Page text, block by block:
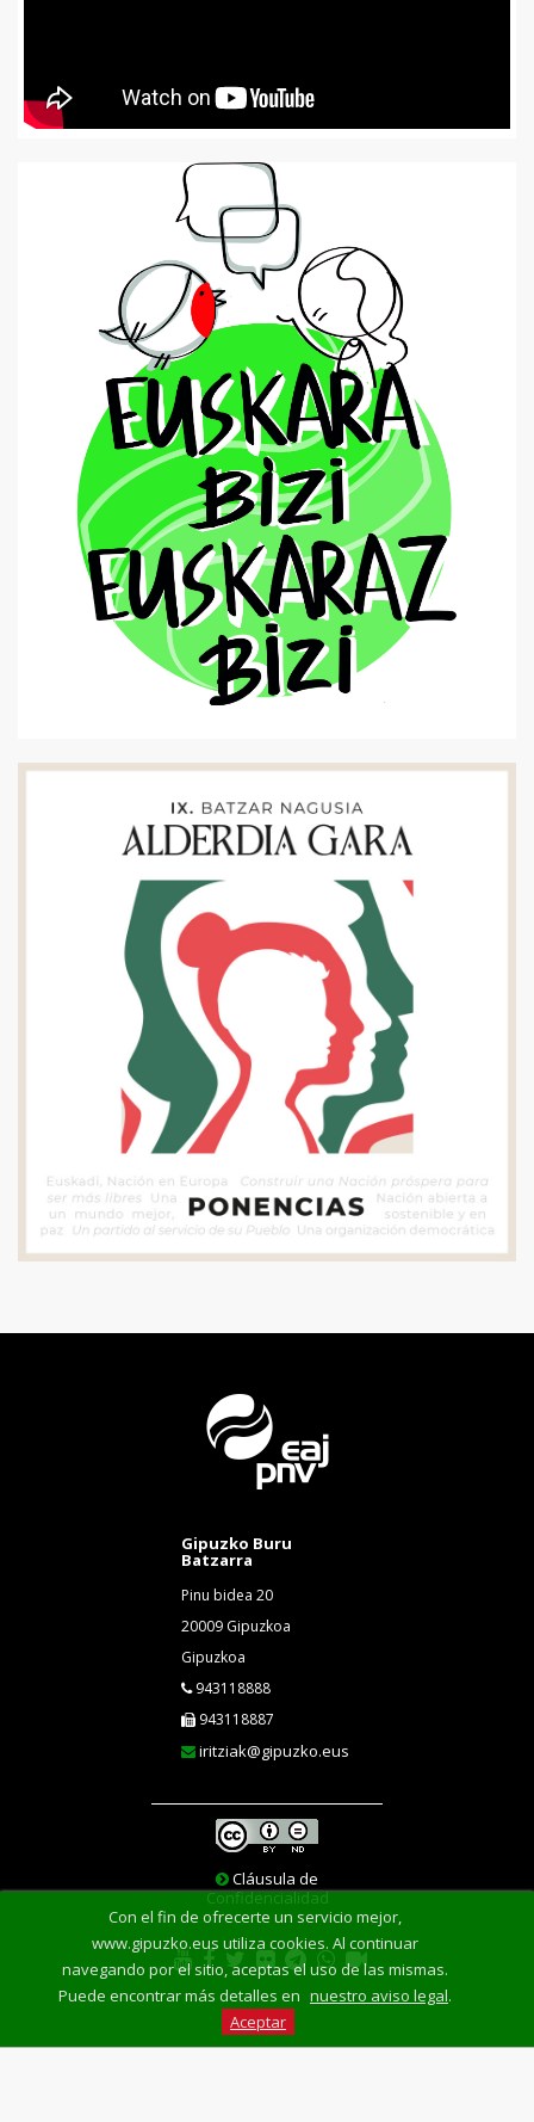
Con el fin de ofrecerte un servicio mejor,
www.gipuzko.eus utiliza cookies. Al continuar
navegando por el sitio, aceptas el uso de las mismas.
Puede encontrar más detalles en nuestro aviso legal.
Aceptar
Gipuzko Buru
Batzarra
Pinu bidea 20
20009 Gipuzkoa
Gipuzkoa
943118888
943118887
iritziak@gipuzko.eus
Cláusula de
Confidencialidad